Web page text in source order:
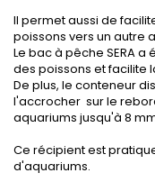
Il permet aussi de
poissons vers un autre
Le bac à pêche SERA
des poissons et facilite
De plus, le conteneur
l'accrocher sur le
aquariums jusqu'à 8
Ce récipient est
d'aquariums.